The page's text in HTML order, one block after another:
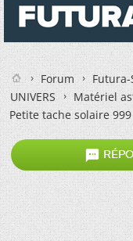
Forum
UNIVERS
Matériel
Petite tache solaire 999
